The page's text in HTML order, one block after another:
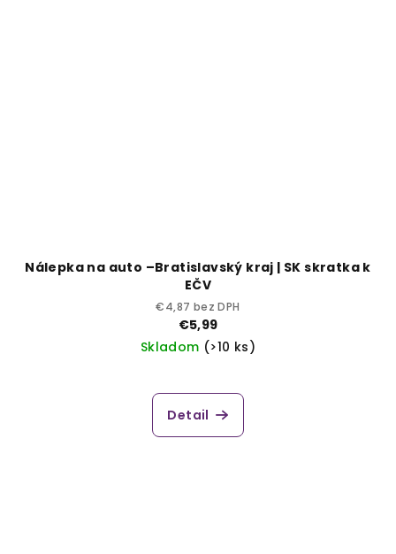
Nálepka na auto –Bratislavský kraj | SK skratka k
EČV
€4,87 bez DPH
€5,99
Skladom (>10 ks)
Detail